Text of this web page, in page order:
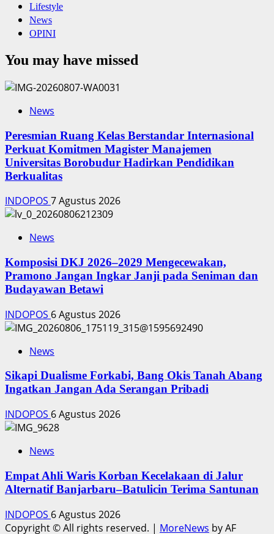
Lifestyle
News
OPINI
You may have missed
News
Peresmian Ruang Kelas Berstandar Internasional
Perkuat Komitmen Magister Manajemen
Universitas Borobudur Hadirkan Pendidikan
Berkualitas
INDOPOS 7 Agustus 2026
News
Komposisi DKJ 2026–2029 Mengecewakan,
Pramono Jangan Ingkar Janji pada Seniman dan
Budayawan Betawi
INDOPOS 6 Agustus 2026
News
Sikapi Dualisme Forkabi, Bang Okis Tanah Abang
Ingatkan Jangan Ada Serangan Pribadi
INDOPOS 6 Agustus 2026
News
Empat Ahli Waris Korban Kecelakaan di Jalur
Alternatif Banjarbaru–Batulicin Terima Santunan
INDOPOS 6 Agustus 2026
Copyright © All rights reserved. | MoreNews by AF